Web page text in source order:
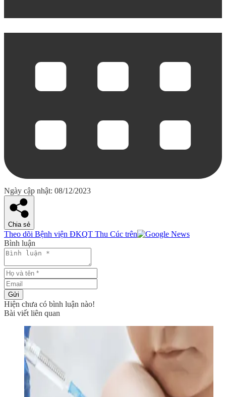
Ngày cập nhật: 08/12/2023
Chia sẻ
Theo dõi Bệnh viện ĐKQT Thu Cúc trên
Bình luận
Gửi
Hiện chưa có bình luận nào!
Bài viết liên quan